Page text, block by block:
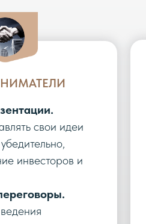
свои идеи
инвесторов и